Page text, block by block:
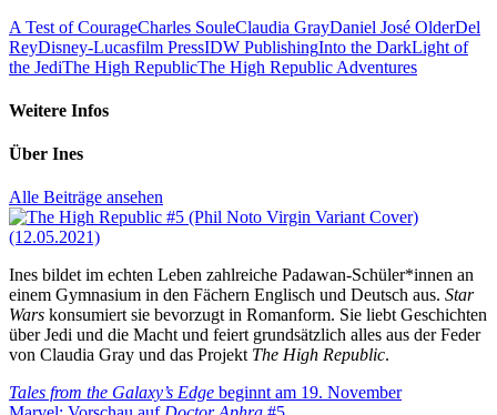
A Test of CourageCharles SouleClaudia GrayDaniel José OlderDel
ReyDisney-Lucasfilm PressIDW PublishingInto the DarkLight of
the JediThe High RepublicThe High Republic Adventures
Weitere Infos
Über Ines
Alle Beiträge ansehen
Ines bildet im echten Leben zahlreiche Padawan-Schüler*innen an
einem Gymnasium in den Fächern Englisch und Deutsch aus. Star
Wars konsumiert sie bevorzugt in Romanform. Sie liebt Geschichten
über Jedi und die Macht und feiert grundsätzlich alles aus der Feder
von Claudia Gray und das Projekt The High Republic.
Beitragsnavigation
Vorheriger
Tales from the Galaxy’s Edge beginnt am 19. November